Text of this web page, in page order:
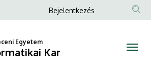
Anonim
menüje
Bejelentkezés
Egyetem
Kar